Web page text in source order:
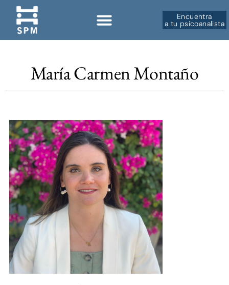
Encuentra
a tu psicoanalista
María Carmen Montaño